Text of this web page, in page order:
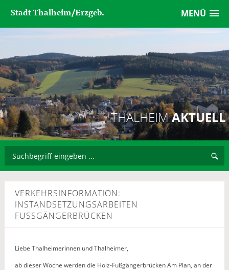
MENÜ
Stadt Thalheim/Erzgeb.
THALHEIMAKTUELL
VERKEHRSINFORMATION:
INSTANDSETZUNGSARBEITEN
FUSSGÄNGERBRÜCKEN
Liebe Thalheimerinnen und Thalheimer,
ab dieser Woche werden die Holz-Fußgängerbrücken Am Plan, an der